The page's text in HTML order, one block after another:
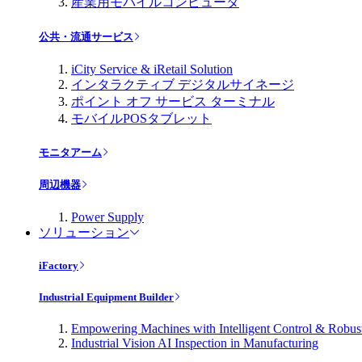
公共・流通サービス
iCity Service & iRetail Solution
インタラクティブ デジタルサイネージ
ポイント オフ サービス ターミナル
モバイルPOSタブレット
モニタアーム
周辺機器
Power Supply
ソリューション
iFactory
Industrial Equipment Builder
Empowering Machines with Intelligent Control &
Industrial Vision AI Inspection in Manufacturing